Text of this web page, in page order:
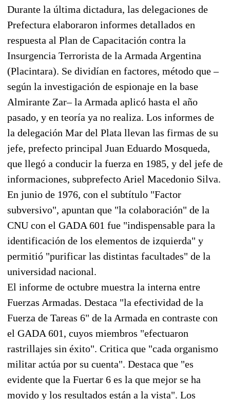
Durante la última dictadura, las delegaciones de
Prefectura elaboraron informes detallados en
respuesta al Plan de Capacitación contra la
Insurgencia Terrorista de la Armada Argentina
(Placintara). Se dividían en factores, método que –
según la investigación de espionaje en la base
Almirante Zar– la Armada aplicó hasta el año
pasado, y en teoría ya no realiza. Los informes de
la delegación Mar del Plata llevan las firmas de su
jefe, prefecto principal Juan Eduardo Mosqueda,
que llegó a conducir la fuerza en 1985, y del jefe de
informaciones, subprefecto Ariel Macedonio Silva.
En junio de 1976, con el subtítulo "Factor
subversivo", apuntan que "la colaboración" de la
CNU con el GADA 601 fue "indispensable para la
identificación de los elementos de izquierda" y
permitió "purificar las distintas facultades" de la
universidad nacional.
El informe de octubre muestra la interna entre
Fuerzas Armadas. Destaca "la efectividad de la
Fuerza de Tareas 6" de la Armada en contraste con
el GADA 601, cuyos miembros "efectuaron
rastrillajes sin éxito". Critica que "cada organismo
militar actúa por su cuenta". Destaca que "es
evidente que la Fuertar 6 es la que mejor se ha
movido y los resultados están a la vista". Los